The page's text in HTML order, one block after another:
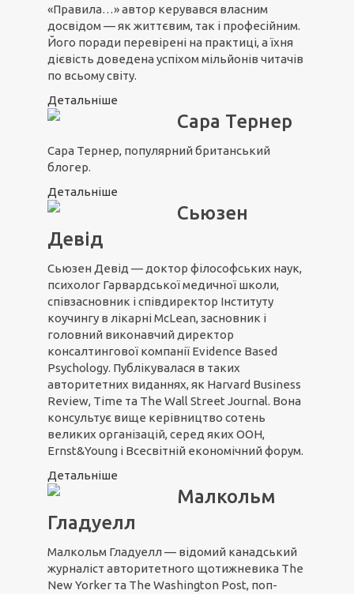
«Правила…» автор керувався власним
досвідом — як життєвим, так і професійним.
Його поради перевірені на практиці, а їхня
дієвість доведена успіхом мільйонів читачів
по всьому світу.
Детальніше
Сара Тернер
Сара Тернер, популярний британський
блогер.
Детальніше
Сьюзен
Девід
Сьюзен Девід — доктор філософських наук,
психолог Гарвардської медичної школи,
співзасновник і співдиректор Інституту
коучингу в лікарні McLean, засновник і
головний виконавчий директор
консалтингової компанії Evidence Based
Psychology. Публікувалася в таких
авторитетних виданнях, як Harvard Business
Review, Time та The Wall Street Journal. Вона
консультує вище керівництво сотень
великих організацій, серед яких ООН,
Ernst&Young і Всесвітній економічний форум.
Детальніше
Малкольм
Гладуелл
Малкольм Гладуелл — відомий канадський
журналіст авторитетного щотижневика The
New Yorker та The Washington Post, поп-